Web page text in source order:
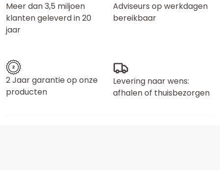
Meer dan 3,5 miljoen
klanten geleverd in 20
jaar
Adviseurs op werkdagen
bereikbaar
2 Jaar garantie op onze
producten
Levering naar wens:
afhalen of thuisbezorgen